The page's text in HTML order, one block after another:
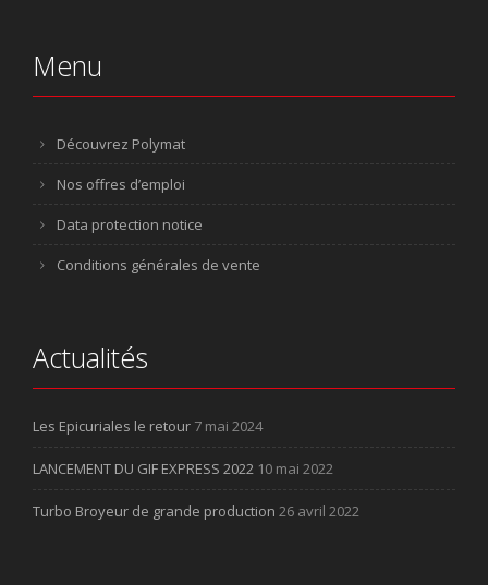
Menu
Découvrez Polymat
Nos offres d’emploi
Data protection notice
Conditions générales de vente
Actualités
Les Epicuriales le retour 7 mai 2024
LANCEMENT DU GIF EXPRESS 2022 10 mai 2022
Turbo Broyeur de grande production 26 avril 2022